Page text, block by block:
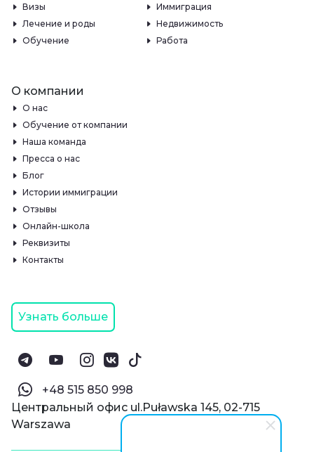
Визы
Иммиграция
Лечение и роды
Недвижимость
Обучение
Работа
О компании
О нас
Обучение от компании
Наша команда
Пресса о нас
Блог
Истории иммиграции
Отзывы
Онлайн-школа
Реквизиты
Контакты
Узнать больше
‪+48 515 850 998‬
Центральный офис ul.Puławska 145, 02-715
Warszawa